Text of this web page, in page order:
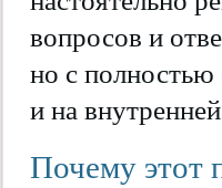
вопросов и
но с полностью
и на
Почему этот